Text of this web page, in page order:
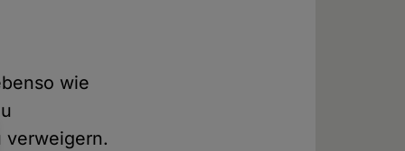
wie
verweigern.